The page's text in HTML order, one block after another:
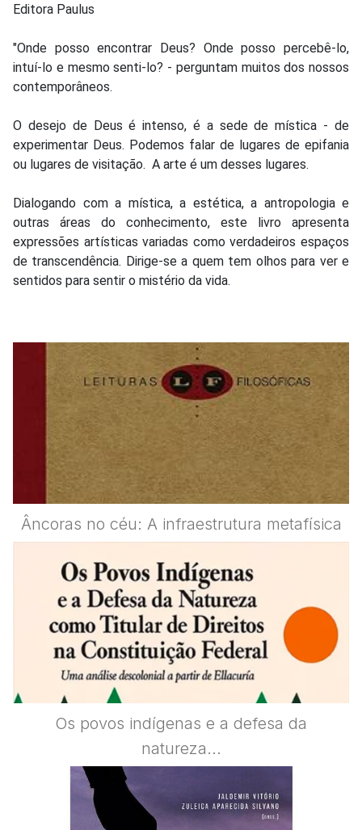
Editora Paulus
"Onde posso encontrar Deus? Onde posso percebê-lo,
intuí-lo e mesmo senti-lo? - perguntam muitos dos nossos
contemporâneos.
O desejo de Deus é intenso, é a sede de mística - de
experimentar Deus. Podemos falar de lugares de epifania
ou lugares de visitação. A arte é um desses lugares.
Dialogando com a mística, a estética, a antropologia e
outras áreas do conhecimento, este livro apresenta
expressões artísticas variadas como verdadeiros espaços
de transcendência. Dirige-se a quem tem olhos para ver e
sentidos para sentir o mistério da vida.
Âncoras no céu: A infraestrutura metafísica
Os povos indígenas e a defesa da
natureza...